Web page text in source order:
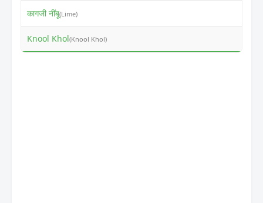
कागजी नींबू(Lime)
Knool Khol(Knool Khol)